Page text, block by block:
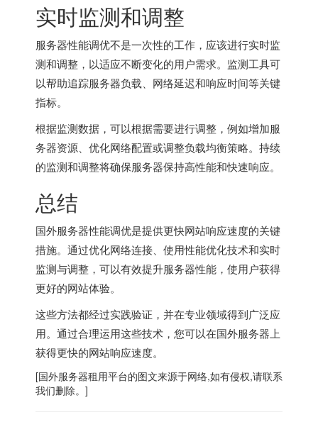
实时监测和调整
服务器性能调优不是一次性的工作，应该进行实时监
测和调整，以适应不断变化的用户需求。监测工具可
以帮助追踪服务器负载、网络延迟和响应时间等关键
指标。
根据监测数据，可以根据需要进行调整，例如增加服
务器资源、优化网络配置或调整负载均衡策略。持续
的监测和调整将确保服务器保持高性能和快速响应。
总结
国外服务器性能调优是提供更快网站响应速度的关键
措施。通过优化网络连接、使用性能优化技术和实时
监测与调整，可以有效提升服务器性能，使用户获得
更好的网站体验。
这些方法都经过实践验证，并在专业领域得到广泛应
用。通过合理运用这些技术，您可以在国外服务器 上
获得更快的网站响应速度。
[国外服务器租用平台的图文来源于网络,如有侵权,请联系
我们删除。]